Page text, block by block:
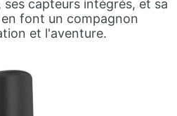
capteurs intégrés, et sa
font un compagnon
et l'aventure.